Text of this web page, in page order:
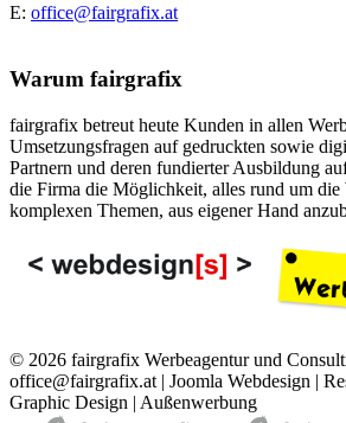
E: office@fairgrafix.at
Warum fairgrafix
fairgrafix betreut heute Kunden in allen
Umsetzungsfragen auf gedruckten sowie
Partnern und deren fundierter Ausbildung
die Firma die Möglichkeit, alles rund um die
komplexen Themen, aus eigener Hand
© 2026 fairgrafix Werbeagentur und
office@fairgrafix.at | Joomla Webdesign |
Graphic Design | Außenwerbung